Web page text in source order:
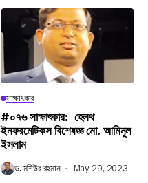
সাক্ষাৎকার
#০৭৬ সাক্ষাৎকার: হেলথ
ইনফরমেটিকস বিশেষজ্ঞ মো. আমিনুল
ইসলাম
ড. মশিউর রহমান May 29, 2023